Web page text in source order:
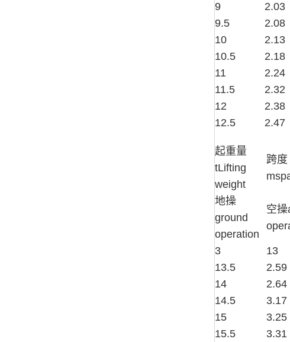
9
2.03
9.5
2.08
10
2.13
10.5
2.18
11
2.24
11.5
2.32
12
2.38
12.5
2.47
起重量
tLifting
weight
跨度
地操
ground
operation
空操
3 13
13.5
2.59
14
2.64
14.5
3.17
15
3.25
15.5
3.31